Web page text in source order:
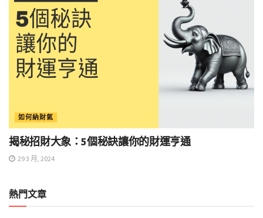
如何納財氣
揭秘招財大象：5個秘訣讓你的財運亨通
29 3 月, 2024
熱門文章